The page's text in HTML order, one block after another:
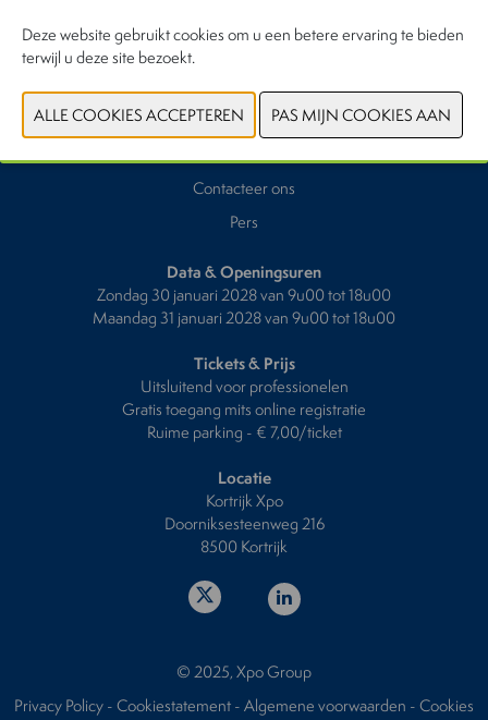
Waarom deelnemen
Exposanten
Contacteer ons
Pers
Data & Openingsuren
Zondag 30 januari 2028 van 9u00 tot 18u00
Maandag 31 januari 2028 van 9u00 tot 18u00
Tickets & Prijs
Uitsluitend voor professionelen
Gratis toegang mits online registratie
Ruime parking - € 7,00/ticket
Locatie
Kortrijk Xpo
Doorniksesteenweg 216
8500 Kortrijk
© 2025, Xpo Group
Privacy Policy-Cookiestatement-Algemene voorwaarden -Cookies
Deze website gebruikt cookies om u een betere ervaring te bieden
terwijl u deze site bezoekt.